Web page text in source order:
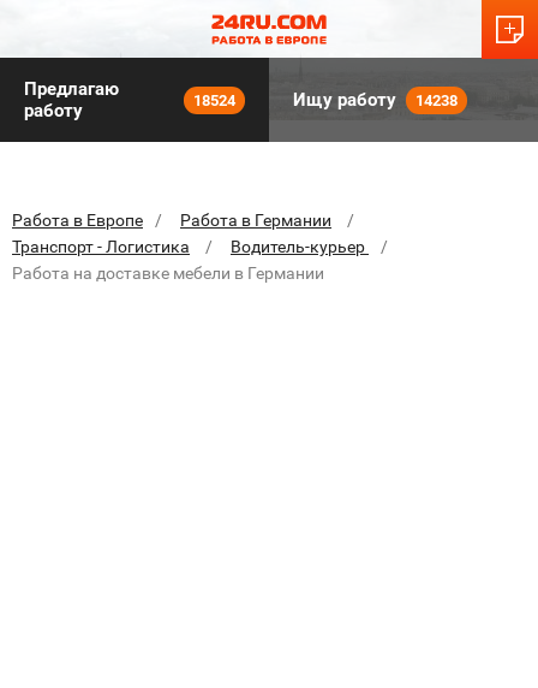
Предлагаю
работу
18524 Ищу работу 14238
Работа в Европе
Работа в Германии
Транспорт - Логистика
Водитель-курьер
Работа на доставке мебели в Германии